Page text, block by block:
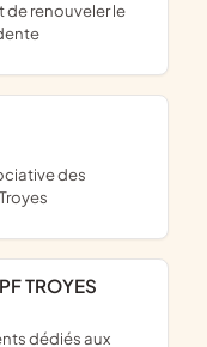
de renouveler le
TROYES